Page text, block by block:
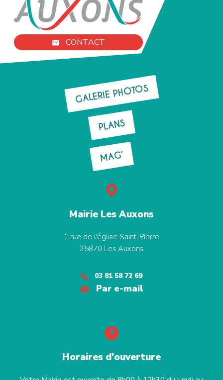
CONTACT
GALERIE PHOTOS
PLANS
MAG’
Mairie Les Auxons
1 rue de l'église Saint-Pierre
25870 Les Auxons
03 81 58 72 69
Par e-mail
Horaires d'ouverture